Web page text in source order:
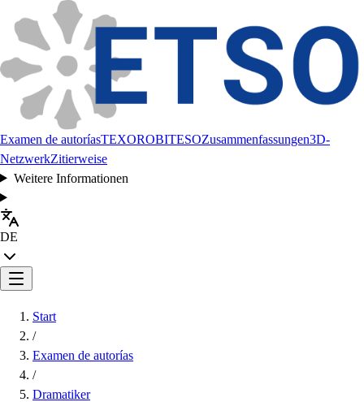
Examen de autoríasTEXOROBITESOZusammenfassungen3D-
NetzwerkZitierweise
Weitere Informationen
DE
Start
/
Examen de autorías
/
Dramatiker